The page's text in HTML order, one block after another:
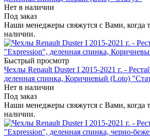
Нет в наличии
Под заказ
Наши менеджеры свяжутся с Вами, когда
наличии.
Быстрый просмотр
Чехлы Renault Duster I 2015-2021 г. -
деленная спинка, Коричневый (Loto)
Нет в наличии
Под заказ
Наши менеджеры свяжутся с Вами, когда
наличии.